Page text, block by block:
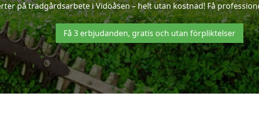
på trädgårdsarbete i Vidöåsen – helt utan kostnad! Få
Få 3 erbjudanden, gratis och utan förpliktelser